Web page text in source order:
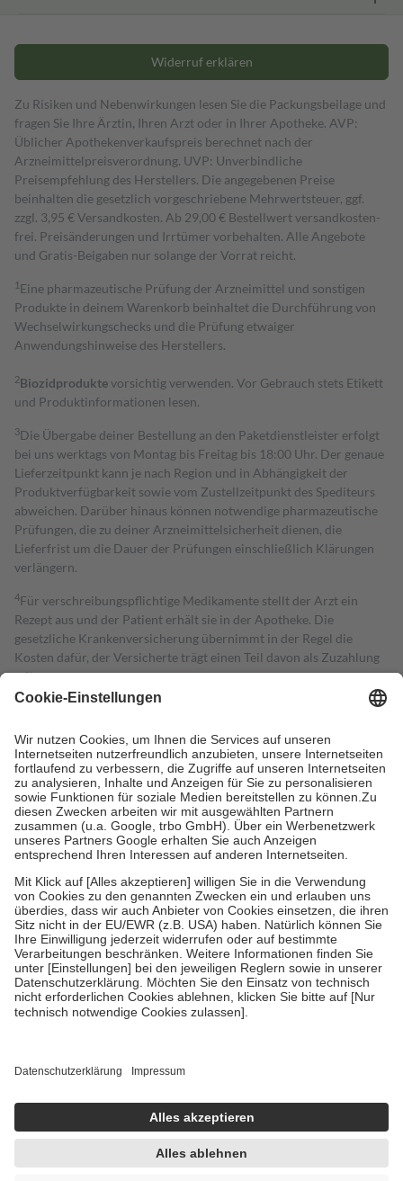
Widerruf erklären
Zu Risiken und Nebenwirkungen lesen Sie die Packungsbeilage und
fragen Sie Ihre Ärztin, Ihren Arzt oder in Ihrer Apotheke. AVP:
Üblicher Apothekenverkaufspreis berechnet nach der
Arzneimittelpreisverordnung. UVP: Unverbindliche
Preisempfehlung des Herstellers. Die angegebenen Preise
beinhalten die gesetzlich vorgeschriebene Mehrwertsteuer, ggf.
zzgl. 3,95 € Versandkosten. Ab 29,00 € Bestell­wert versand­kosten­
frei. Preisänderungen und Irrtümer vorbehalten. Alle Angebote
und Gratis-Beigaben nur solange der Vorrat reicht.
1 Eine pharmazeutische Prüfung der Arzneimittel und sonstigen
Produkte in deinem Warenkorb beinhaltet die Durchführung von
Wechselwirkungschecks und die Prüfung etwaiger
Anwendungshinweise des Herstellers.
2Biozidproduktevorsichtig verwenden. Vor Gebrauch stets Etikett
und Produktinformationen lesen.
3Die Übergabe deiner Bestellung an den Paketdienstleister erfolgt
bei uns werktags von Montag bis Freitag bis 18:00 Uhr. Der genaue
Lieferzeitpunkt kann je nach Region und in Abhängigkeit der
Produktverfügbarkeit sowie vom Zustellzeitpunkt des Spediteurs
abweichen. Darüber hinaus können notwendige pharmazeutische
Prüfungen, die zu deiner Arzneimittelsicherheit dienen, die
Lieferfrist um die Dauer der Prüfungen einschließlich Klärungen
verlängern.
4Für verschreibungspflichtige Medikamente stellt der Arzt ein
Rezept aus und der Patient erhält sie in der Apotheke. Die
gesetzliche Krankenversicherung übernimmt in der Regel die
Kosten dafür, der Versicherte trägt einen Teil davon als Zuzahlung
mit.
Grundsätzlich leisten Mitglieder Zuzahlungen in Höhe von zehn
höchstens zehn Euro.
Es sind jedoch nie mehr als die tatsächlichen
Kosten der Leistung zu entrichten.
Diese Regeln gelten grundsätzlich auch für Online-Apotheken.
Bei Heilmitteln und häuslicher Krankenpflege beträgt die
Zuzahlung zehn Prozent der Kosten sowie zehn Euro je
Verordnung.
Um das Engagement der Versicherten für ihre eigene Gesundheit zu
stärken und die besondere Stellung der Familie zu unterstützen,
fallenkeine Zuzahlungenan bei:
• Kindern und Jugendlichen bis zum vollendeten 18. Lebensjahr
mit Ausnahme der Fahrkosten
• Untersuchungen zur Vorsorge und Früherkennung, die von der
GKV getragen werden
• empfohlenen Schutzimpfungen
• Harn- und Blutteststreifen
getroffen, um sicherzustellen, dass es sich um echte Bewertungen
https://help.etrusted.com/hc/de/articles/4419944605341
Einige Bilder und Inhalte wurden unter Zuhilfenahme künstlicher